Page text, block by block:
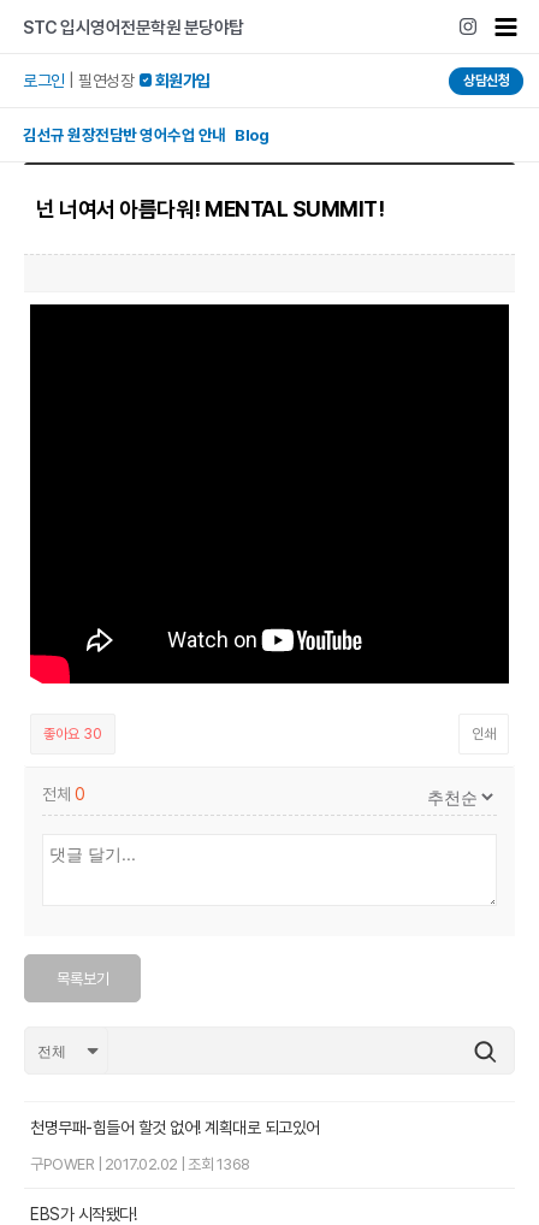
건너뛰기STC 입시영어전문학원 분당야탑
로그인 필연성장  회원가입 상담신청
김선규 원장전담반 영어수업 안내 Blog
넌 너여서 아름다워! MENTAL SUMMIT!
좋아요 30 인쇄
전체 0
목록보기
천명무패-힘들어 할것 없어! 계획대로 되고있어
구POWER 2017.02.02 조회 1368
EBS가 시작됐다!